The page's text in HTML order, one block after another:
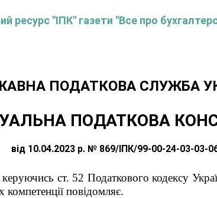
ресурс "ІПК" газети "Все про
ПОДАТКОВА СЛУЖБА
ПОДАТКОВА
від 10.04.2023 р. № 869/ІПК/99-00-24-03-03-
ст. 52 Податкового кодексу
компетенції повідомляє.